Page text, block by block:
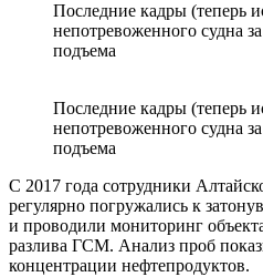
Последние кадры (теперь
непотревоженного судна
подъема
Последние кадры (теперь
непотревоженного судна
подъема
С 2017 года сотрудники
регулярно погружались к
и проводили мониторинг
разлива ГСМ. Анализ проб
концентрации нефтепродуктов.